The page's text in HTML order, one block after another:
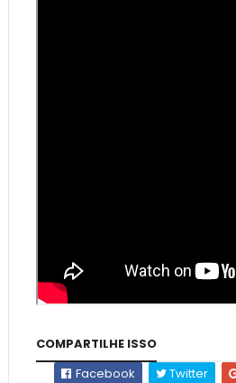
COMPARTILHE ISSO
Facebook
Twitter